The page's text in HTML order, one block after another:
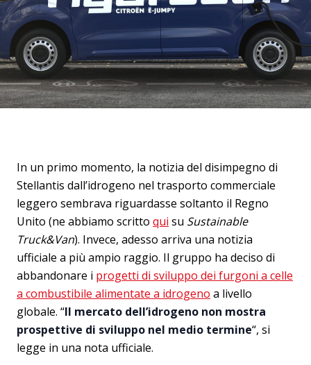
In un primo momento, la notizia del disimpegno di
Stellantis dall’idrogeno nel trasporto commerciale
leggero sembrava riguardasse soltanto il Regno
Unito (ne abbiamo scritto qui su Sustainable
Truck&Van). Invece, adesso arriva una notizia
ufficiale a più ampio raggio. Il gruppo ha deciso di
abbandonare i progetti di sviluppo dei furgoni a celle
a combustibile alimentate a idrogeno a livello
globale. “Il mercato dell’idrogeno non mostra
prospettive di sviluppo nel medio termine“, si
legge in una nota ufficiale.